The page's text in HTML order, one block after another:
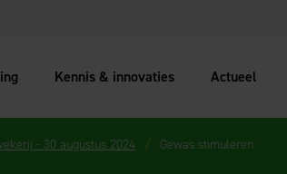
Kennis & innovaties Actueel
- 30 augustus 2024 Gewas stimuleren